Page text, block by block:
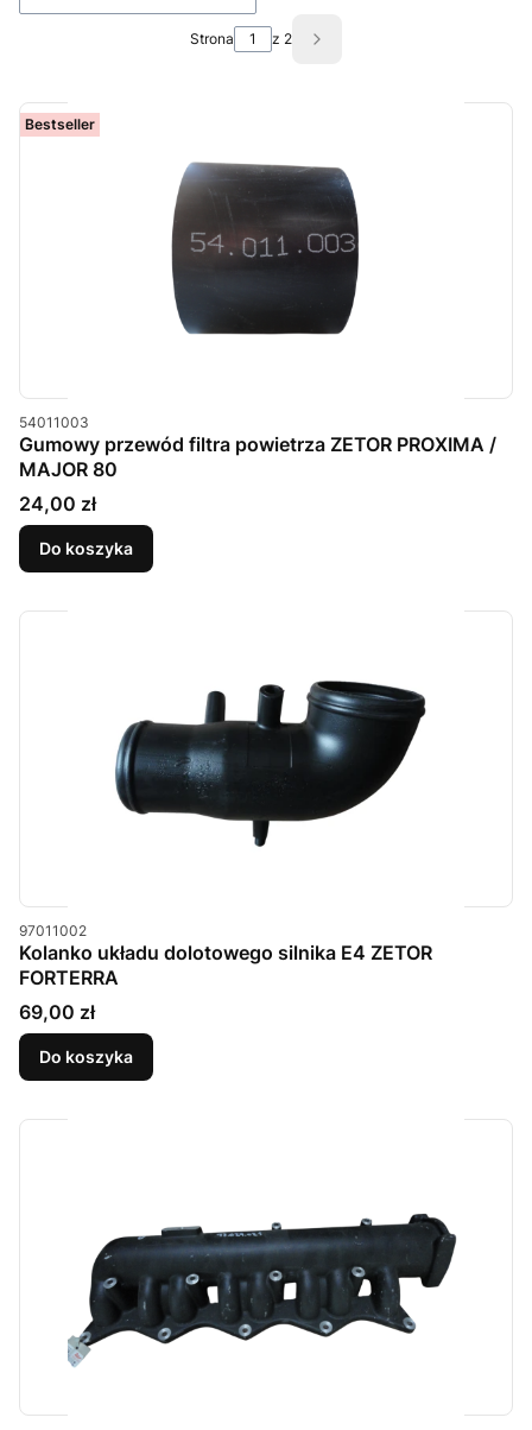
Strona z 2 Następne produkty
Bestseller
Kod produktu
54011003
Gumowy przewód filtra powietrza ZETOR PROXIMA /
MAJOR 80
Cena
24,00 zł
Do koszyka
Kod produktu
97011002
Kolanko układu dolotowego silnika E4 ZETOR
FORTERRA
Cena
69,00 zł
Do koszyka